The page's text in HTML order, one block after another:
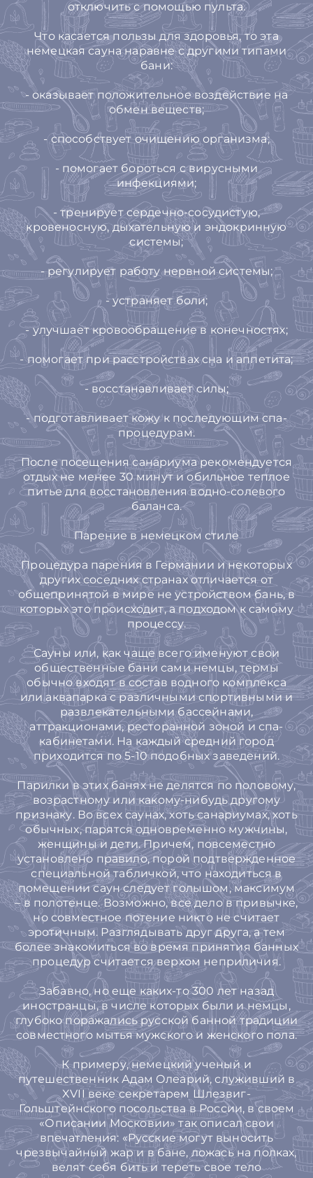
отключить с помощью пульта.
Что касается пользы для здоровья, то эта
немецкая сауна наравне с другими типами
бани:
- оказывает положительное воздействие на
обмен веществ;
- способствует очищению организма;
- помогает бороться с вирусными
инфекциями;
- тренирует сердечно-сосудистую,
кровеносную, дыхательную и эндокринную
системы;
- регулирует работу нервной системы;
- устраняет боли;
- улучшает кровообращение в конечностях;
- помогает при расстройствах сна и аппетита;
- восстанавливает силы;
- подготавливает кожу к последующим спа-
процедурам.
После посещения санариума рекомендуется
отдых не менее 30 минут и обильное теплое
питье для восстановления водно-солевого
баланса.
Парение в немецком стиле
Процедура парения в Германии и некоторых
других соседних странах отличается от
общепринятой в мире не устройством бань, в
которых это происходит, а подходом к самому
процессу.
Сауны или, как чаще всего именуют свои
общественные бани сами немцы, термы
обычно входят в состав водного комплекса
или аквапарка с различными спортивными и
развлекательными бассейнами,
аттракционами, ресторанной зоной и спа-
кабинетами. На каждый средний город
приходится по 5-10 подобных заведений.
Парилки в этих банях не делятся по половому,
возрастному или какому-нибудь другому
признаку. Во всех саунах, хоть санариумах, хоть
обычных, парятся одновременно мужчины,
женщины и дети. Причем, повсеместно
установлено правило, порой подтвержденное
специальной табличкой, что находиться в
помещении саун следует голышом, максимум
– в полотенце. Возможно, все дело в привычке,
но совместное потение никто не считает
эротичным. Разглядывать друг друга, а тем
более знакомиться во время принятия банных
процедур считается верхом неприличия.
Забавно, но еще каких-то 300 лет назад
иностранцы, в числе которых были и немцы,
глубоко поражались русской банной традиции
совместного мытья мужского и женского пола.
К примеру, немецкий ученый и
путешественник Адам Олеарий, служивший в
XVII веке секретарем Шлезвиг-
Гольштейнского посольства в России, в своем
«Описании Московии» так описал свои
впечатления: «Русские могут выносить
чрезвычайный жар и в бане, ложась на полках,
велят себя бить и тереть свое тело